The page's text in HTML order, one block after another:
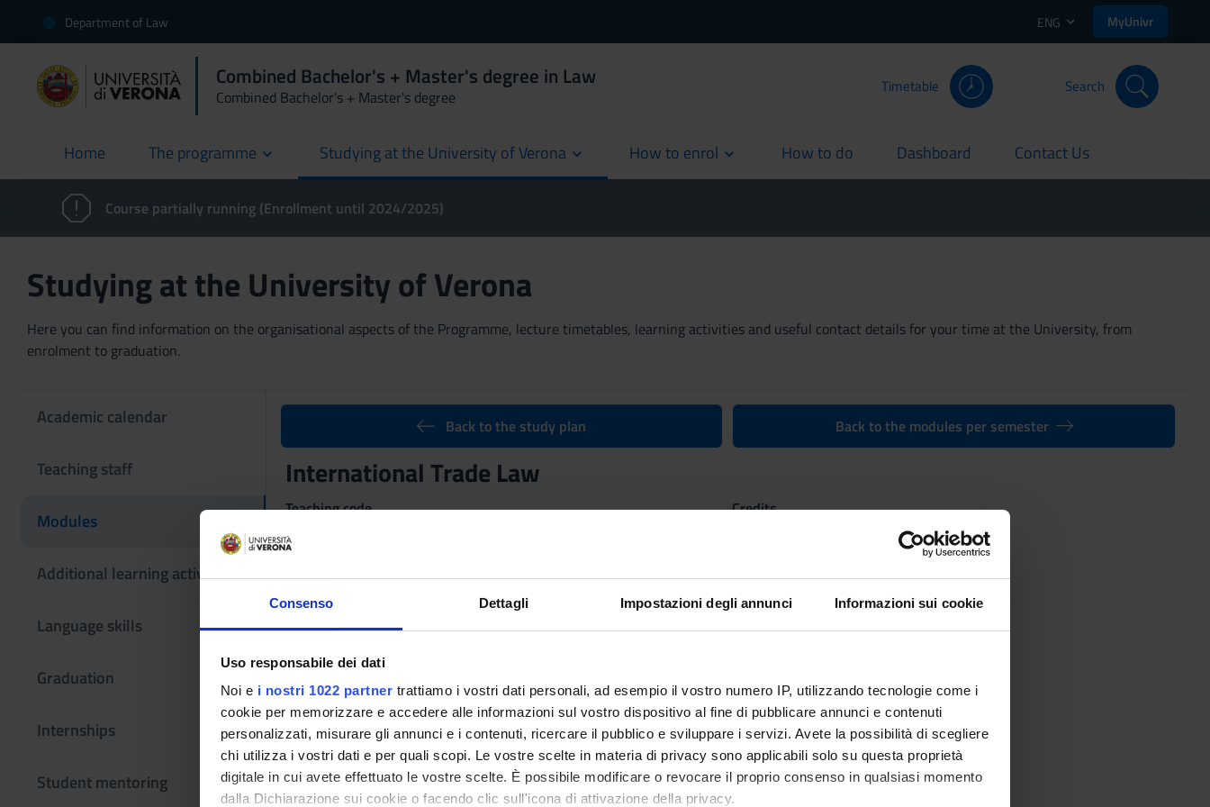
Consenso Dettagli Impostazioni degli annunci Informazioni sui cookie
Uso responsabile dei dati
Noi e i nostri 1022 partner trattiamo i vostri dati personali, ad esempio il vostro numero IP, utilizzando tecnologie come i
cookie per memorizzare e accedere alle informazioni sul vostro dispositivo al fine di pubblicare annunci e contenuti
personalizzati, misurare gli annunci e i contenuti, ricercare il pubblico e sviluppare i servizi. Avete la possibilità di scegliere
chi utilizza i vostri dati e per quali scopi. Le vostre scelte in materia di privacy sono applicabili solo su questa proprietà
digitale in cui avete effettuato le vostre scelte. È possibile modificare o revocare il proprio consenso in qualsiasi momento
dalla Dichiarazione sui cookie o facendo clic sull'icona di attivazione della privacy.
Department of Law ENG MyUnivr
Combined Bachelor's + Master's degree in Law
Combined Bachelor's + Master's degree
Timetable Search
Home
current The programme Studying at the University of Verona How to enrol How to do
current Dashboard
current Contact Us
current
Course partially running (Enrollment until 2024/2025)
Studying at the University of Verona
Here you can find information on the organisational aspects of the Programme, lecture timetables, learning activities and useful contact details for your time at the University, from
enrolment to graduation.
Academic calendar
Teaching staff
Modules
Additional learning activities
Language skills
Graduation
Internships
Student mentoring
Back to the study plan Back to the modules per semester
International Trade Law
Teaching code
4S01087
Credits